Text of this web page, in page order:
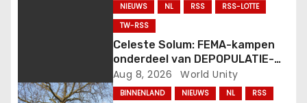
t
NIEUWS
NL RSS
RSS-LOTTE
TW-RSS
Celeste Solum: FEMA-kampen
onderdeel van DEPOPULATIE-
agenda in Amerika.
Aug 8, 2026 World Unity
BINNENLAND NIEUWS NL
RSS